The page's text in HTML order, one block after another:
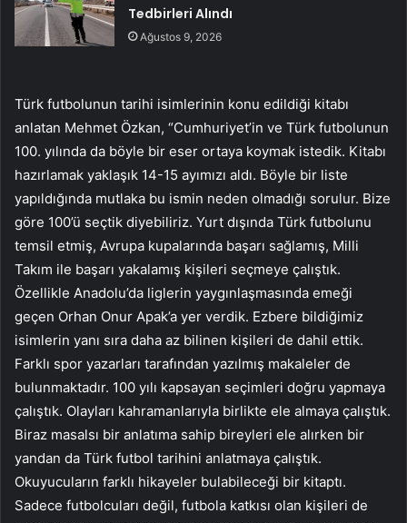
Tedbirleri Alındı
Ağustos 9, 2026
Türk futbolunun tarihi isimlerinin konu edildiği kitabı
anlatan Mehmet Özkan, “Cumhuriyet’in ve Türk futbolunun
100. yılında da böyle bir eser ortaya koymak istedik. Kitabı
hazırlamak yaklaşık 14-15 ayımızı aldı. Böyle bir liste
yapıldığında mutlaka bu ismin neden olmadığı sorulur. Bize
göre 100’ü seçtik diyebiliriz. Yurt dışında Türk futbolunu
temsil etmiş, Avrupa kupalarında başarı sağlamış, Milli
Takım ile başarı yakalamış kişileri seçmeye çalıştık.
Özellikle Anadolu’da liglerin yaygınlaşmasında emeği
geçen Orhan Onur Apak’a yer verdik. Ezbere bildiğimiz
isimlerin yanı sıra daha az bilinen kişileri de dahil ettik.
Farklı spor yazarları tarafından yazılmış makaleler de
bulunmaktadır. 100 yılı kapsayan seçimleri doğru yapmaya
çalıştık. Olayları kahramanlarıyla birlikte ele almaya çalıştık.
Biraz masalsı bir anlatıma sahip bireyleri ele alırken bir
yandan da Türk futbol tarihini anlatmaya çalıştık.
Okuyucuların farklı hikayeler bulabileceği bir kitaptı.
Sadece futbolcuları değil, futbola katkısı olan kişileri de